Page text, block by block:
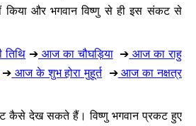
किया और भगवान विष्णु से ही इस संकट से
➔ आज का चौघड़िया➔ आज का राहु
आज के शुभ होरा मुहूर्त➔आज का नक्षत्र
कैसे देख सकते हैं। विष्णु भगवान प्रकट हुए